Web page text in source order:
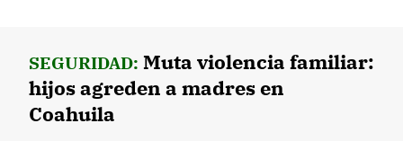
SEGURIDAD: Muta violencia familiar:
hijos agreden a madres en
Coahuila